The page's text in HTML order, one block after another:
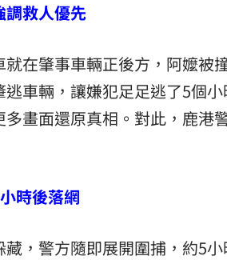
救人優先
在肇事車輛正後方，阿嬤被
車輛，讓嫌犯足足逃了5個
畫面還原真相。對此，鹿港
時後落網
，警方隨即展開圍捕，約5